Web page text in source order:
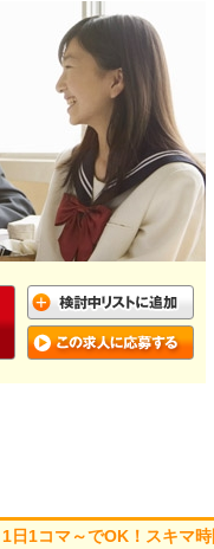
日1コマ～でOK！スキマ